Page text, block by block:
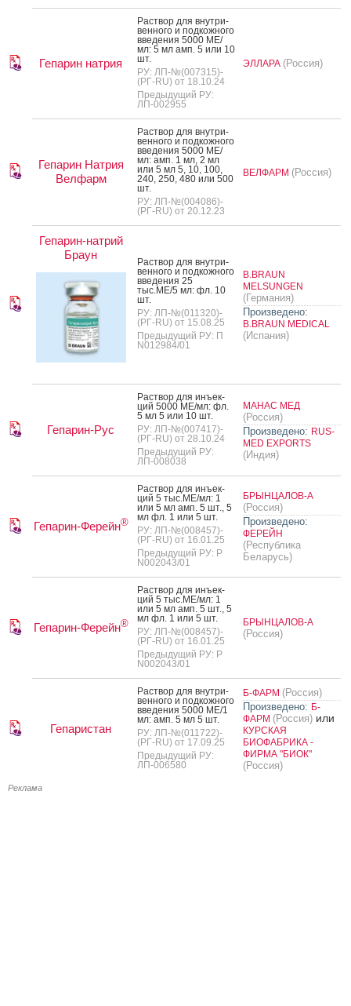
Гепарин натрия
Рас­твор для внут­ри­
вен­но­го и под­кожно­го
вве­дения 5000 МЕ/
мл: 5 мл амп. 5 или 10
шт.
РУ: ЛП-№(007315)-
(РГ-RU) от 18.10.24
Предыдущий РУ:
ЛП-002955
ЭЛЛАРА (Россия)
Гепарин Натрия
Велфарм
Рас­твор для внут­ри­
вен­но­го и под­кожно­го
вве­дения 5000 МЕ/
мл: амп. 1 мл, 2 мл
или 5 мл 5, 10, 100,
240, 250, 480 или 500
шт.
РУ: ЛП-№(004086)-
(РГ-RU) от 20.12.23
ВЕЛФАРМ (Россия)
Гепарин-натрий
Браун
Рас­твор для внут­ри­
вен­но­го и под­кожно­го
вве­дения 25
тыс.МЕ/5 мл: фл. 10
шт.
РУ: ЛП-№(011320)-
(РГ-RU) от 15.08.25
Предыдущий РУ: П
N012984/01
B.BRAUN
MELSUNGEN
(Германия)
Произведено:
B.BRAUN MEDICAL
(Испания)
Гепарин-Рус
Рас­твор для инъ­ек­
ций 5000 МЕ/мл: фл.
5 мл 5 или 10 шт.
РУ: ЛП-№(007417)-
(РГ-RU) от 28.10.24
Предыдущий РУ:
ЛП-008038
МАНАС МЕД
(Россия)
Произведено: RUS-
MED EXPORTS
(Индия)
Гепарин-Ферейн®
Рас­твор для инъ­ек­
ций 5 тыс.МЕ/мл: 1
или 5 мл амп. 5 шт., 5
мл фл. 1 или 5 шт.
РУ: ЛП-№(008457)-
(РГ-RU) от 16.01.25
Предыдущий РУ: Р
N002043/01
БРЫНЦАЛОВ-А
(Россия)
Произведено:
ФЕРЕЙН
(Республика
Беларусь)
Гепарин-Ферейн®
Рас­твор для инъ­ек­
ций 5 тыс.МЕ/мл: 1
или 5 мл амп. 5 шт., 5
мл фл. 1 или 5 шт.
РУ: ЛП-№(008457)-
(РГ-RU) от 16.01.25
Предыдущий РУ: Р
N002043/01
БРЫНЦАЛОВ-А
(Россия)
Гепаристан
Рас­твор для внут­ри­
вен­но­го и под­кожно­го
вве­дения 5000 МЕ/1
мл: амп. 5 мл 5 шт.
РУ: ЛП-№(011722)-
(РГ-RU) от 17.09.25
Предыдущий РУ:
ЛП-006580
Б-ФАРМ (Россия)
Произведено: Б-
ФАРМ (Россия) или
КУРСКАЯ
БИОФАБРИКА -
ФИРМА "БИОК"
(Россия)
Реклама